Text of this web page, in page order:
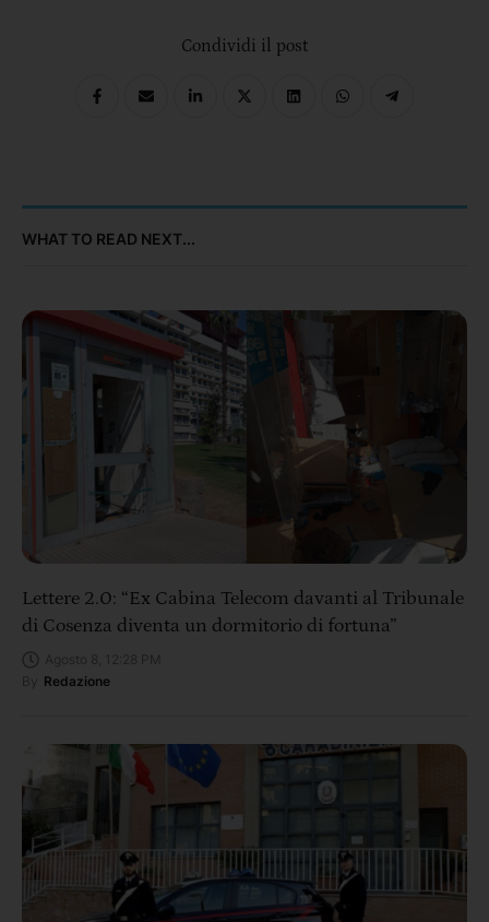
Condividi il post
WHAT TO READ NEXT...
Lettere 2.0: “Ex Cabina Telecom davanti al Tribunale
di Cosenza diventa un dormitorio di fortuna”
Redazione